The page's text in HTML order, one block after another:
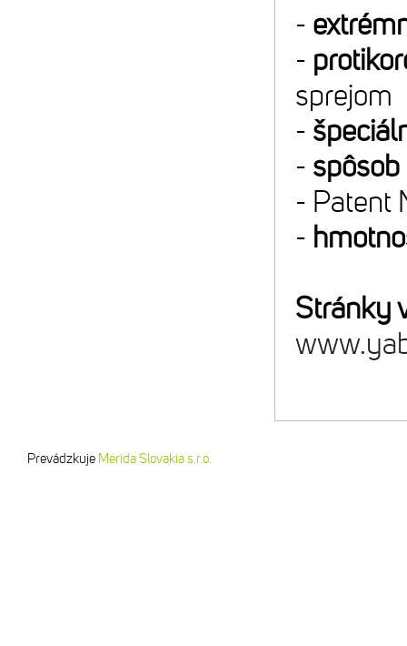
-
-
sprejom
-
- spôsob
- Patent
-
Stránky
Prevádzkuje Merida Slovakia s.r.o.